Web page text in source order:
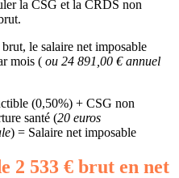
la CSG et la CRDS non
le salaire net imposable
mois ( ou 24 891,00 € annuel
(0,50%) + CSG non
santé (20 euros
) = Salaire net imposable
2 533 € brut en net